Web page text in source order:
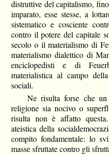
distruttive del capitalismo,
imparato, esse stesse, a
sistematico e cosciente
contro il potere del capitale
secolo o il materialismo di
materialismo dialettico di
enciclopedisti e di
materialistica al campo
sociali.
Ne risulta forse che
religione sia nocivo o
risulta non è affatto
ateistica della
compito fondamentale: lo
masse sfruttate contro gli